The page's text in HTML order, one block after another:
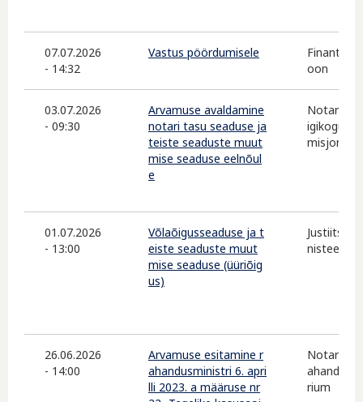
07.07.2026
- 14:32
Vastus pöördumisele
oon
03.07.2026
- 09:30
Arvamuse avaldamine
notari tasu seaduse ja
teiste seaduste muut
mise seaduse eelnõul
e
Notarite
igikogu
misjon
01.07.2026
- 13:00
Võlaõigusseaduse ja t
eiste seaduste muut
mise seaduse (üüriõig
us)
Justiits-
nisteerium
26.06.2026
- 14:00
Arvamuse esitamine r
ahandusministri 6. apri
lli 2023. a määruse nr
Notarite
rium